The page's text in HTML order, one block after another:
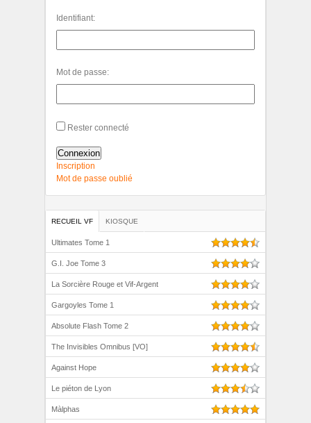
Identifiant:
Mot de passe:
Rester connecté
Connexion
Inscription
Mot de passe oublié
RECUEIL VF KIOSQUE
Ultimates Tome 1
G.I. Joe Tome 3
La Sorcière Rouge et Vif-Argent
Gargoyles Tome 1
Absolute Flash Tome 2
The Invisibles Omnibus [VO]
Against Hope
Le piéton de Lyon
Màlphas